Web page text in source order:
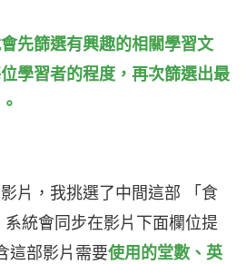
先篩選有興趣的相關學習文
學習者的程度，再次篩選出最
片，我挑選了中間這部 「食
統會同步在影片下面欄位提
這部影片需要使用的堂數、英